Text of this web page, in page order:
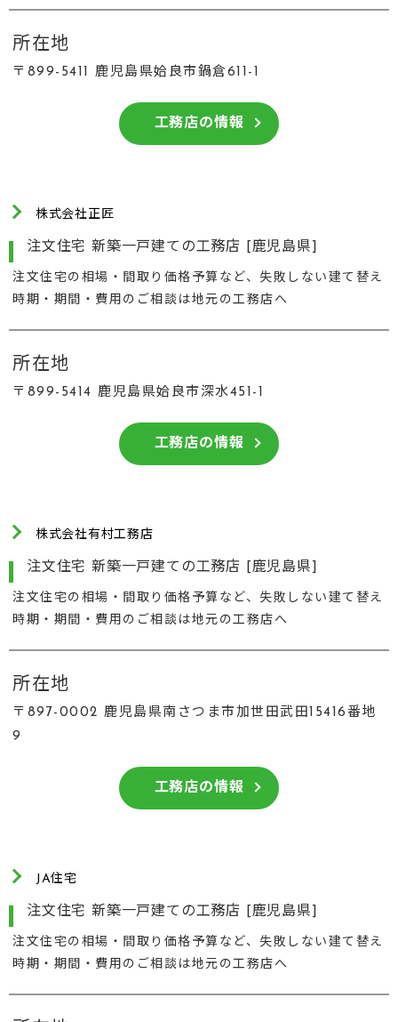
所在地
〒899-5411 鹿児島県姶良市鍋倉611-1
工務店の情報
株式会社正匠
注文住宅 新築一戸建ての工務店 [鹿児島県]
注文住宅の相場・間取り価格予算など、失敗しない建て替え
時期・期間・費用のご相談は地元の工務店へ
所在地
〒899-5414 鹿児島県姶良市深水451-1
工務店の情報
株式会社有村工務店
注文住宅 新築一戸建ての工務店 [鹿児島県]
注文住宅の相場・間取り価格予算など、失敗しない建て替え
時期・期間・費用のご相談は地元の工務店へ
所在地
〒897-0002 鹿児島県南さつま市加世田武田15416番地
9
工務店の情報
JA住宅
注文住宅 新築一戸建ての工務店 [鹿児島県]
注文住宅の相場・間取り価格予算など、失敗しない建て替え
時期・期間・費用のご相談は地元の工務店へ